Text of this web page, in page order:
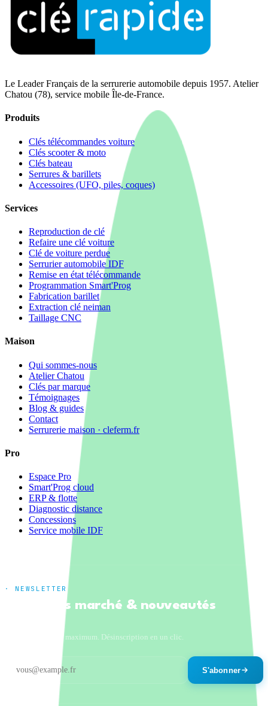
Le Leader Français de la serrurerie automobile depuis 1957. Atelier
Chatou (78), service mobile Île-de-France.
Produits
Clés télécommandes voiture
Clés scooter & moto
Clés bateau
Serrures & barillets
Accessoires (UFO, piles, coques)
Services
Reproduction de clé
Refaire une clé voiture
Clé de voiture perdue
Serrurier automobile IDF
Remise en état télécommande
Programmation Smart'Prog
Fabrication barillet
Extraction clé neiman
Taillage CNC
Maison
Qui sommes-nous
Atelier Chatou
Clés par marque
Témoignages
Blog & guides
Contact
Serrurerie maison · cleferm.fr
Pro
Espace Pro
Smart'Prog cloud
ERP & flotte
Diagnostic distance
Concessions
Service mobile IDF
· NEWSLETTER
Tendances marché & nouveautés
Un email par mois maximum. Désinscription en un clic.
S'abonner